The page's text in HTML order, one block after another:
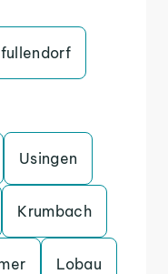
Usingen
Krumbach
Lobau